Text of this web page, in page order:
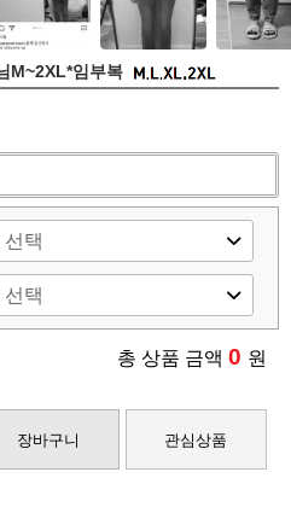
M~2XL*임부복
총 상품 금액 0 원
장바구니 관심상품